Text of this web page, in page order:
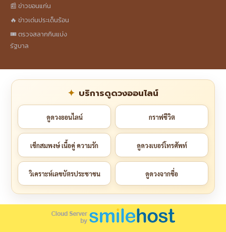
📰 ข่าวขอนแก่น
🔥 ข่าวเด่นประเด็นร้อน
🎟️ ตรวจสลากกินแบ่ง
รัฐบาล
บริการดูดวงออนไลน์
ดูดวงออนไลน์ กราฟชีวิต
เช็กสมพงษ์ เนื้อคู่ ความรัก ดูดวงเบอร์โทรศัพท์
วิเคราะห์เลขบัตรประชาชน ดูดวงจากชื่อ